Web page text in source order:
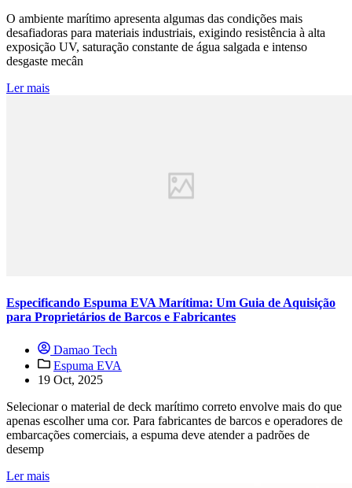
O ambiente marítimo apresenta algumas das condições mais
desafiadoras para materiais industriais, exigindo resistência à alta
exposição UV, saturação constante de água salgada e intenso
desgaste mecân
Ler mais
Especificando Espuma EVA Marítima: Um Guia de Aquisição
para Proprietários de Barcos e Fabricantes
Damao Tech
Espuma EVA
19 Oct, 2025
Selecionar o material de deck marítimo correto envolve mais do que
apenas escolher uma cor. Para fabricantes de barcos e operadores de
embarcações comerciais, a espuma deve atender a padrões de
desemp
Ler mais